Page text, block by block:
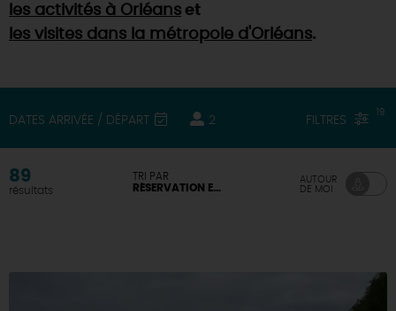
les activités à Orléans et
les visites dans la métropole d'Orléans.
DATES ARRIVÉE / DÉPART 2 FILTRES
19
89
résultats
TRI PAR
RÉSERVATION EN LIGNE DISPONIBLE
AUTOUR
DE MOI